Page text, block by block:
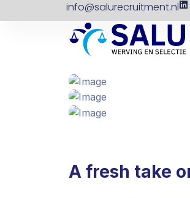
info@salurecruitment.nl
A fresh take